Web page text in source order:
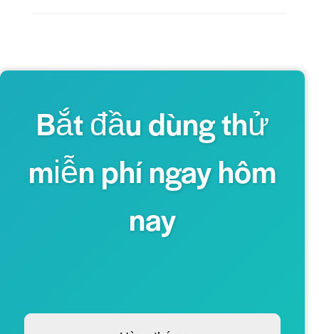
Bắt đầu dùng thử
miễn phí ngay hôm
nay